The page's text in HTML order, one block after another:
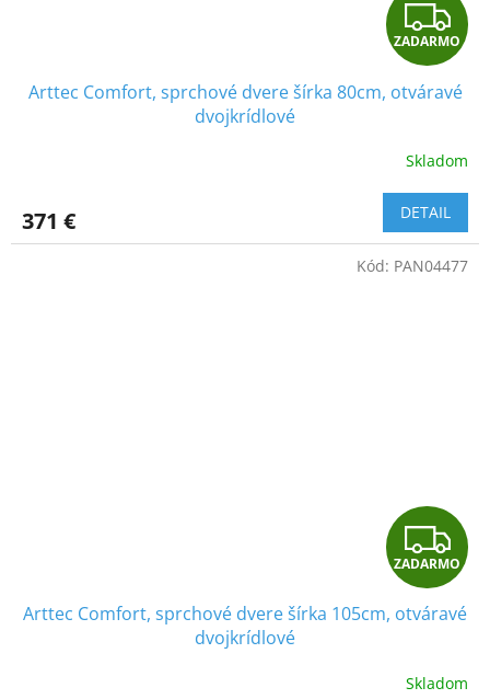
Z
A
D
A
R
M
ZADARMO
Arttec Comfort, sprchové dvere šírka 80cm, otváravé
dvojkrídlové
je
5,0
Skladom
371 € DETAIL
Z
A
D
A
ZADARMO
Arttec Comfort, sprchové dvere šírka 105cm, otváravé
dvojkrídlové
Skladom
Kód: PAN04477